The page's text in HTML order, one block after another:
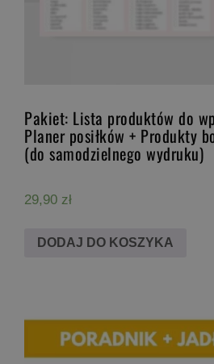
Pakiet: Lista produktów do
Planer posiłków + Produkty
(do samodzielnego wydruku)
29,90 zł
DODAJ DO KOSZYKA